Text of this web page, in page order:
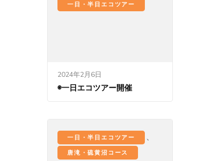
一日・半日エコツアー
2024年2月6日
◉一日エコツアー開催
一日・半日エコツアー 、
唐滝・硫黄沼コース